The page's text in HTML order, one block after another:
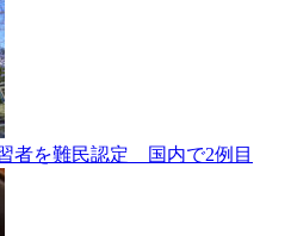
者を難民認定 国内で2例目